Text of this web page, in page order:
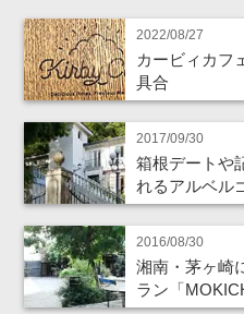
2022/08/27
カービィカフ
具合
2017/09/30
箱根デートや
れるアルベル
2016/08/30
湘南・茅ヶ崎
ラン「